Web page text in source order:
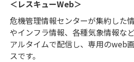
＜レスキューWeb＞
危機管理情報センターが集約した
やインフラ情報、各種気象情報な
アルタイムで配信し、専用のweb
スです。